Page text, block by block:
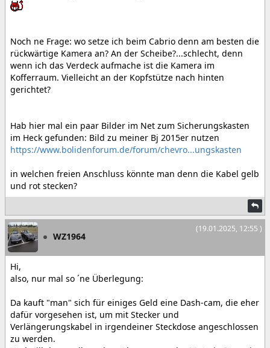
Noch ne Frage: wo setze ich beim Cabrio denn am besten die
rückwärtige Kamera an? An der Scheibe?...schlecht, denn
wenn ich das Verdeck aufmache ist die Kamera im
Kofferraum. Vielleicht an der Kopfstütze nach hinten
gerichtet?
Hab hier mal ein paar Bilder im Net zum Sicherungskasten
im Heck gefunden: Bild zu meiner Bj 2015er nutzen
https://www.bolidenforum.de/forum/chevro...ungskasten
in welchen freien Anschluss könnte man denn die Kabel gelb
und rot stecken?
(19.01.2025, 12:55 )
WZ1964
Hi,
also, nur mal so ´ne Überlegung:
Da kauft "man" sich für einiges Geld eine Dash-cam, die eher
dafür vorgesehen ist, um mit Stecker und
Verlängerungskabel in irgendeiner Steckdose angeschlossen
zu werden.